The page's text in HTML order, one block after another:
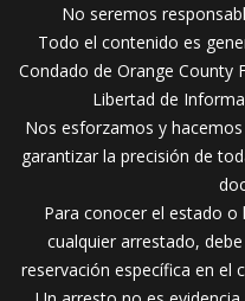
No seremos
Todo el contenido es
Condado de Orange County
Libertad de
Nos esforzamos y
garantizar la precisión de
Para conocer el estado o
cualquier arrestado,
reservación específica en el